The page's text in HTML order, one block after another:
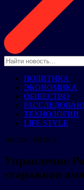
ПОЛИТИКА
ЭКОНОМИКА
ОБЩЕСТВО
ТЕХНОЛОГИИ
LIFE STYLE
ЭКОНОМИКА
Управление
«гаражная